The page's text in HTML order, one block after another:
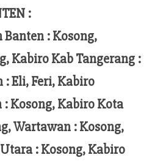
:
: Kosong,
Kabiro Kab Tangerang :
:Eli, Feri, Kabiro
: Kosong, Kabiro Kota
Wartawan : Kosong,
: Kosong, Kabiro